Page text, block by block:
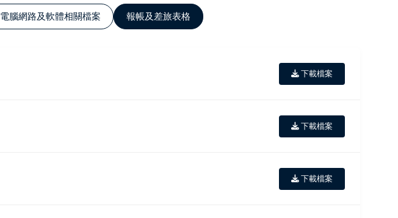
電腦網路及軟體相關檔案 報帳及差旅表格
下載檔案
下載檔案
下載檔案